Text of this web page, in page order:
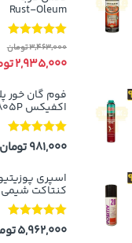
Rust-Oleum
نمره5.00از
2,935,000
3,463,000تومان
فوم گان خور
اکفیکس AKFIX 805P
نمره 5.00از
5
981,000تومان
کنتاکت شیمی
نمره5.00از
5
5,962,000